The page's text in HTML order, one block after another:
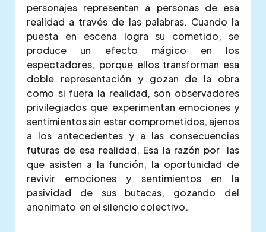
personajes representan a personas de esa
realidad a través de las palabras. Cuando la
puesta en escena logra su cometido, se
produce un efecto mágico en los
espectadores, porque ellos transforman esa
doble representación y gozan de la obra
como si fuera la realidad, son observadores
privilegiados que experimentan emociones y
sentimientos sin estar comprometidos, ajenos
a los antecedentes y a las consecuencias
futuras de esa realidad. Esa la razón por las
que asisten a la función, la oportunidad de
revivir emociones y sentimientos en la
pasividad de sus butacas, gozando del
anonimato en el silencio colectivo.